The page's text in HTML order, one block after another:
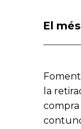
El
la
compra